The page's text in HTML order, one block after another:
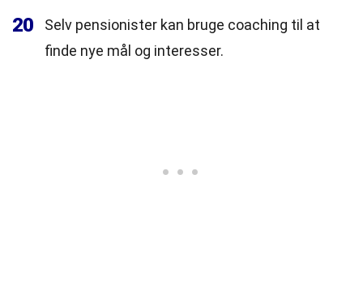
20
Selv pensionister kan bruge coaching til at
finde nye mål og interesser.